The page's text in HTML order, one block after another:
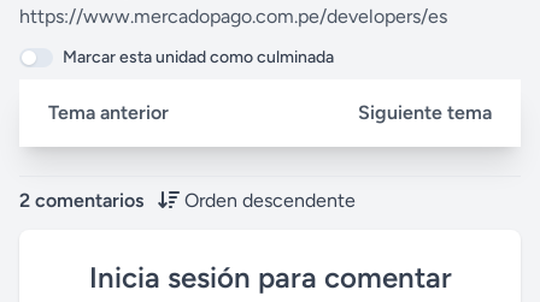
https://www.mercadopago.com.pe/developers/es
Marcar esta unidad como culminada
Tema anterior Siguiente tema
2 comentarios Orden descendente
Inicia sesión para comentar